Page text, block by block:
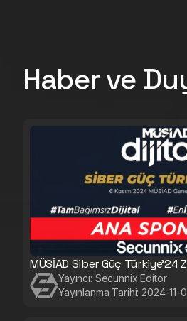
Haber ve
MÜSİAD Siber Güç Türkiye'24
Yayıncı: Secunnix Editor
Yayınlanma Tarihi: 2024-11-